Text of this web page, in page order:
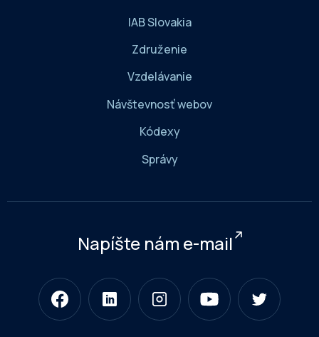
IAB Slovakia
Združenie
Vzdelávanie
Návštevnosť webov
Kódexy
Správy
Napíšte nám e-mail